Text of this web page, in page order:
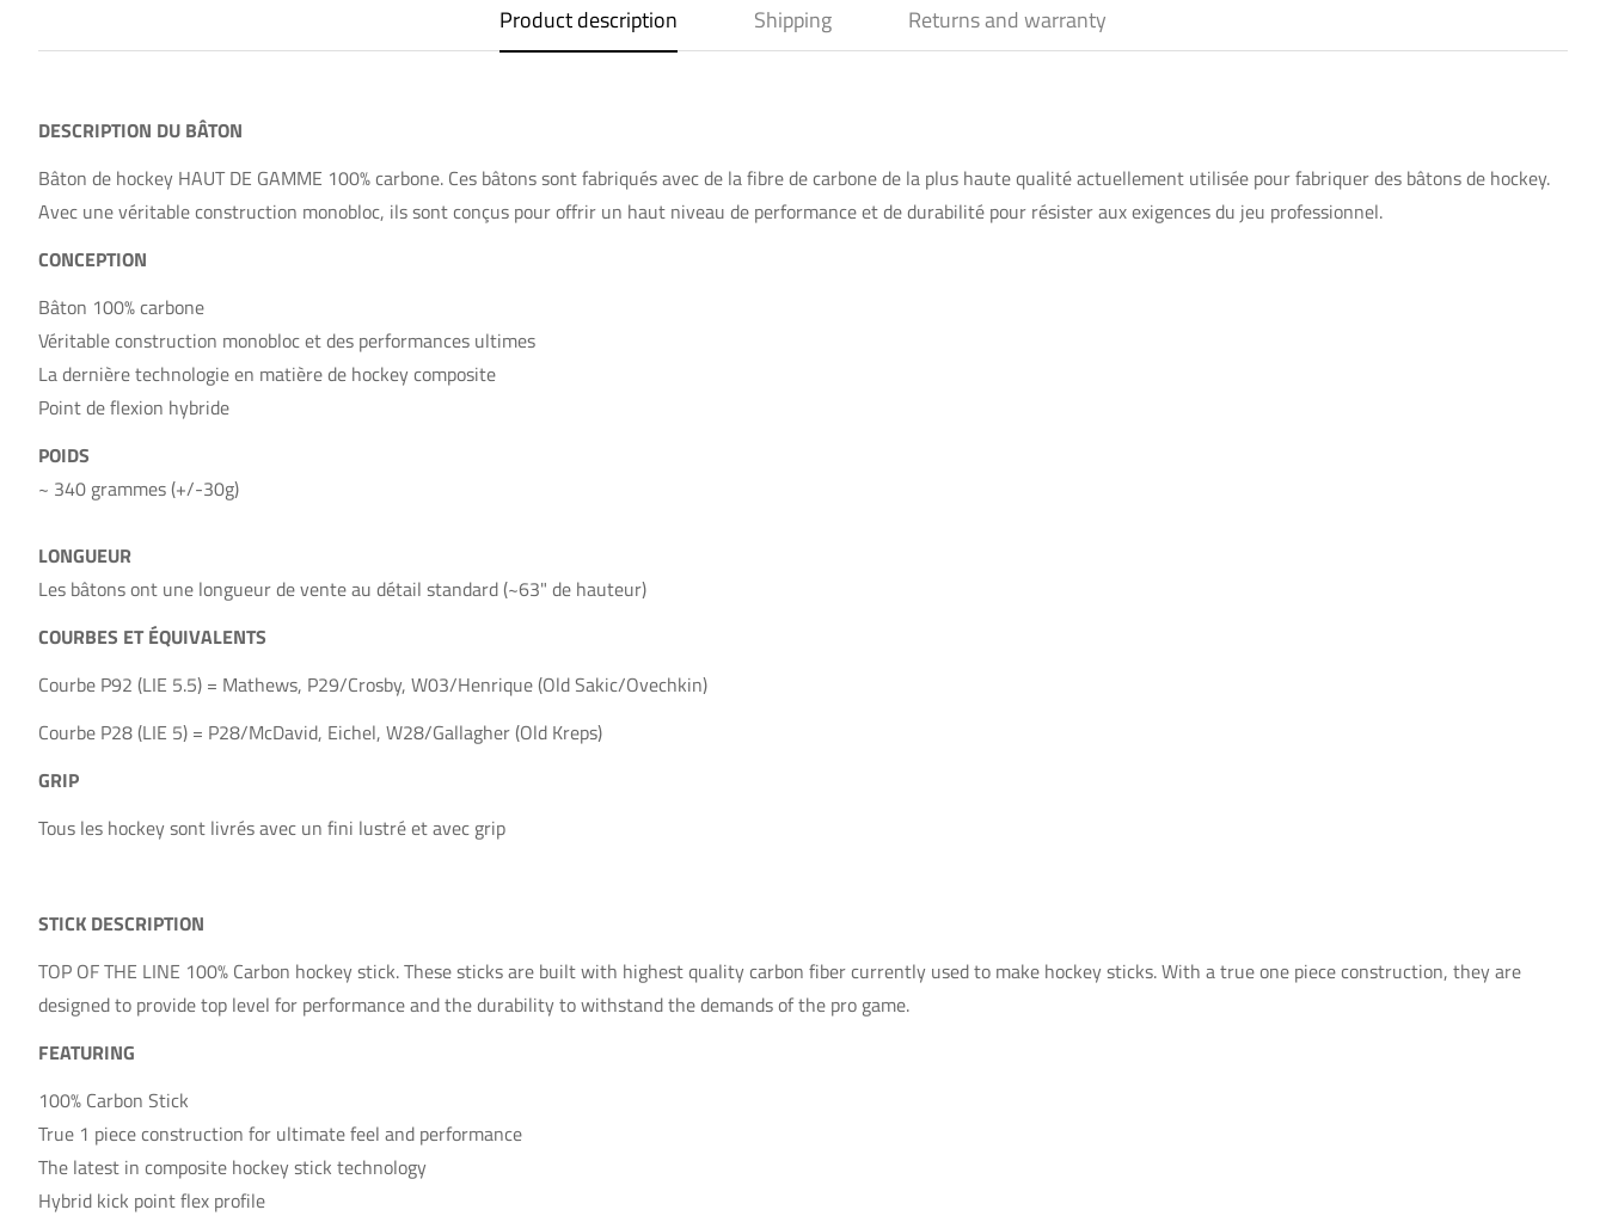
Product description Shipping Returns and warranty
DESCRIPTION DU BÂTON
Bâton de hockey HAUT DE GAMME 100% carbone. Ces bâtons sont fabriqués avec de la fibre de carbone de la plus haute qualité actuellement utilisée pour fabriquer des bâtons de hockey.
Avec une véritable construction monobloc, ils sont conçus pour offrir un haut niveau de performance et de durabilité pour résister aux exigences du jeu professionnel.
CONCEPTION
Bâton 100% carbone
Véritable construction monobloc et des performances ultimes
La dernière technologie en matière de hockey composite
Point de flexion hybride
POIDS
~ 340 grammes (+/-30g)
LONGUEUR
Les bâtons ont une longueur de vente au détail standard (~63" de hauteur)
COURBES ET ÉQUIVALENTS
Courbe P92 (LIE 5.5) = Mathews, P29/Crosby, W03/Henrique (Old Sakic/Ovechkin)
Courbe P28 (LIE 5) = P28/McDavid, Eichel, W28/Gallagher (Old Kreps)
GRIP
Tous les hockey sont livrés avec un fini lustré et avec grip
STICK DESCRIPTION
TOP OF THE LINE 100% Carbon hockey stick. These sticks are built with highest quality carbon fiber currently used to make hockey sticks. With a true one piece construction, they are
designed to provide top level for performance and the durability to withstand the demands of the pro game.
FEATURING
100% Carbon Stick
True 1 piece construction for ultimate feel and performance
The latest in composite hockey stick technology
Hybrid kick point flex profile